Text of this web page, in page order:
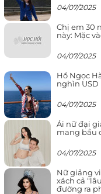
04/07/2025
Chị em 30
này: Mặc
04/07/2025
Hồ Ngọc
nghìn USD
04/07/2025
Ái nữ đại
mang bầu
04/07/2025
Nữ giảng
xách cả
đường ra